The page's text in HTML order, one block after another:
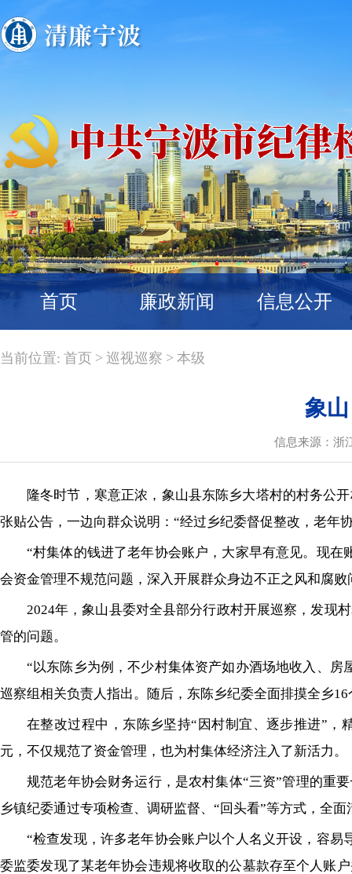
首页 廉政新闻 信息公开
当前位置: 首页 > 巡视巡察 > 本级
象
信息来源：浙
隆冬时节，寒意正浓，象山县东陈乡大塔村的村务公
张贴公告，一边向群众说明：“经过乡纪委督促整改，老年
“村集体的钱进了老年协会账户，大家早有意见。现
会资金管理不规范问题，深入开展群众身边不正之风和腐
2024年，象山县委对全县部分行政村开展巡察，发现
管的问题。
“以东陈乡为例，不少村集体资产如办酒场地收入、
巡察组相关负责人指出。随后，东陈乡纪委全面排摸全乡
在整改过程中，东陈乡坚持“因村制宜、逐步推进”，
元，不仅规范了资金管理，也为村集体经济注入了新活力。
规范老年协会财务运行，是农村集体“三资”管理的重
乡镇纪委通过专项检查、调研监督、“回头看”等方式，全
“检查发现，许多老年协会账户以个人名义开设，容
委监委发现了某老年协会违规将收取的公墓款存至个人账